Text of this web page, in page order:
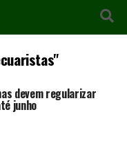
devem regularizar
junho